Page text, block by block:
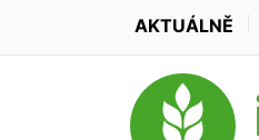
AKTUÁLNĚ